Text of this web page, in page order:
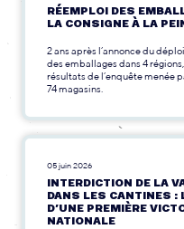
RÉEMPLOI DES
LA CONSIGNE À LA
2 ans après l’annonce du
des emballages dans 4
résultats de l’enquête menée
74 magasins.
05 juin 2026
INTERDICTION DE LA
DANS LES CANTINES :
D’UNE PREMIÈRE
NATIONALE